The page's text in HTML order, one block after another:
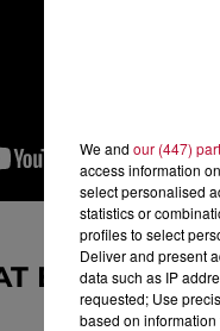
ET
We and our (447)
access information
select personalised
statistics or
profiles to select
Deliver and present
data such as IP
requested; Use
based on